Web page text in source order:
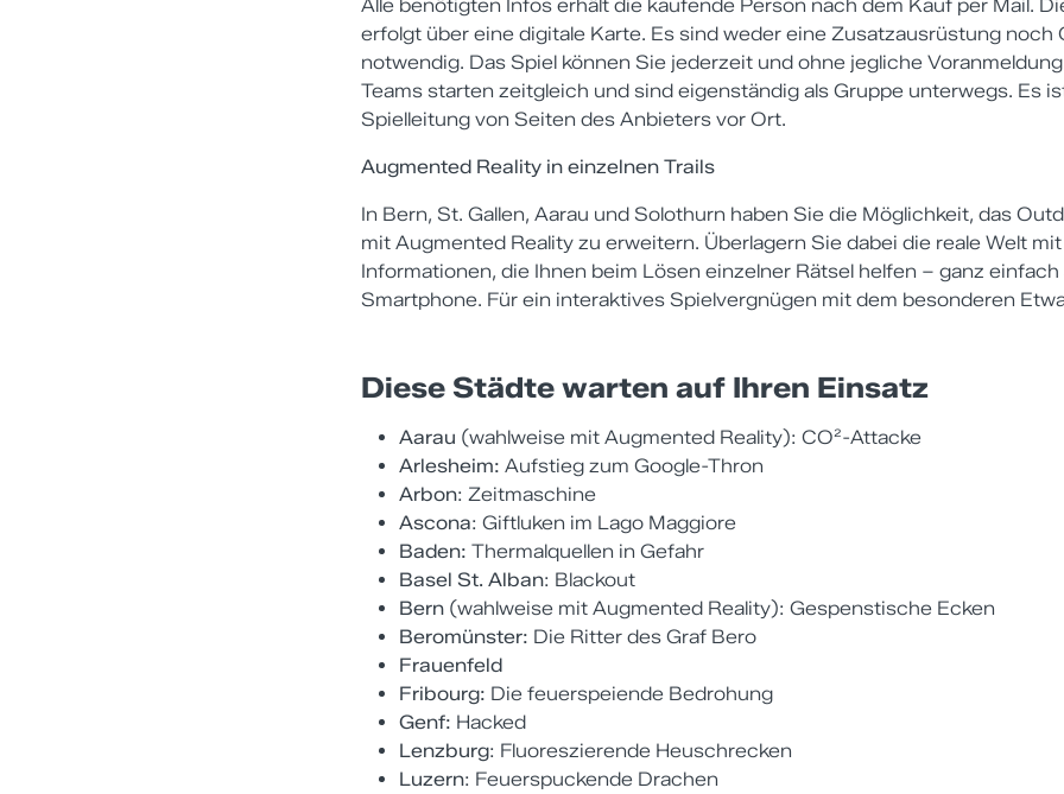
Alle benötigten Infos erhält die kaufende Person nach dem Kauf per Mail.
erfolgt über eine digitale Karte. Es sind weder eine Zusatzausrüstung noch
notwendig. Das Spiel können Sie jederzeit und ohne jegliche
Teams starten zeitgleich und sind eigenständig als Gruppe unterwegs. Es
Spielleitung von Seiten des Anbieters vor Ort.
Augmented Reality in einzelnen Trails
In Bern, St. Gallen, Aarau und Solothurn haben Sie die Möglichkeit, das
mit Augmented Reality zu erweitern. Überlagern Sie dabei die reale Welt
Informationen, die Ihnen beim Lösen einzelner Rätsel helfen – ganz
Smartphone. Für ein interaktives Spielvergnügen mit dem besonderen
Diese Städte warten auf Ihren Einsatz
Aarau (wahlweise mit Augmented Reality): CO²-Attacke
Arlesheim: Aufstieg zum Google-Thron
Arbon: Zeitmaschine
Ascona: Giftluken im Lago Maggiore
Baden: Thermalquellen in Gefahr
Basel St. Alban: Blackout
Bern (wahlweise mit Augmented Reality): Gespenstische Ecken
Beromünster: Die Ritter des Graf Bero
Frauenfeld
Fribourg: Die feuerspeiende Bedrohung
Genf: Hacked
Lenzburg: Fluoreszierende Heuschrecken
Luzern: Feuerspuckende Drachen